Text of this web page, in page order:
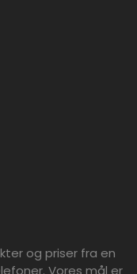
og priser fra en
Vores mål er